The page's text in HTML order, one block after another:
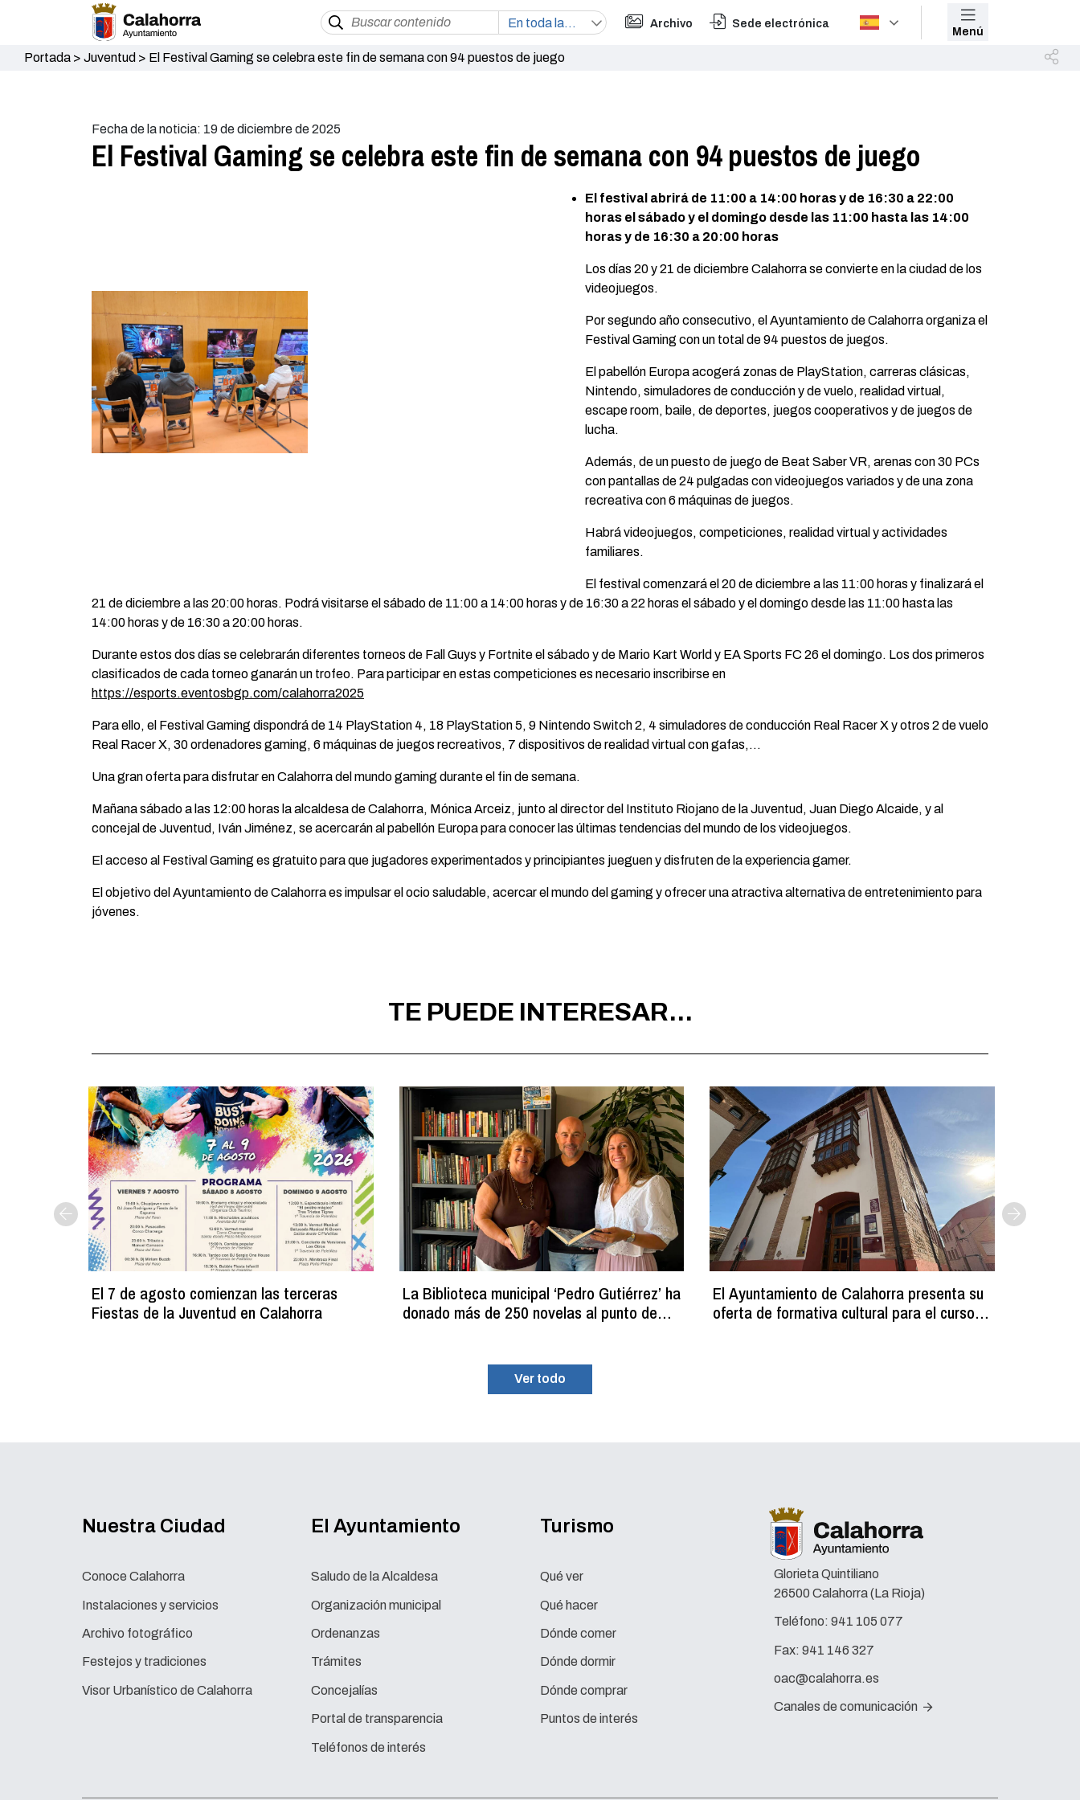
Archivo Sede electrónica
Menú
Portada> Juventud > El Festival Gaming se celebra este fin de semana con 94 puestos de juego
Fecha de la noticia: 19 de diciembre de 2025
El Festival Gaming se celebra este fin de semana con 94 puestos de juego
El festival abrirá de 11:00 a 14:00 horas y de 16:30 a 22:00
horas el sábado y el domingo desde las 11:00 hasta las 14:00
horas y de 16:30 a 20:00 horas
Los días 20 y 21 de diciembre Calahorra se convierte en la ciudad de los
videojuegos.
Por segundo año consecutivo, el Ayuntamiento de Calahorra organiza el
Festival Gaming con un total de 94 puestos de juegos.
El pabellón Europa acogerá zonas de PlayStation, carreras clásicas,
Nintendo, simuladores de conducción y de vuelo, realidad virtual,
escape room, baile, de deportes, juegos cooperativos y de juegos de
lucha.
Además, de un puesto de juego de Beat Saber VR, arenas con 30 PCs
con pantallas de 24 pulgadas con videojuegos variados y de una zona
recreativa con 6 máquinas de juegos.
Habrá videojuegos, competiciones, realidad virtual y actividades
familiares.
El festival comenzará el 20 de diciembre a las 11:00 horas y finalizará el
21 de diciembre a las 20:00 horas. Podrá visitarse el sábado de 11:00 a 14:00 horas y de 16:30 a 22 horas el sábado y el domingo desde las 11:00 hasta las
14:00 horas y de 16:30 a 20:00 horas.
Durante estos dos días se celebrarán diferentes torneos de Fall Guys y Fortnite el sábado y de Mario Kart World y EA Sports FC 26 el domingo. Los dos primeros
clasificados de cada torneo ganarán un trofeo. Para participar en estas competiciones es necesario inscribirse en
https://esports.eventosbgp.com/calahorra2025
Para ello, el Festival Gaming dispondrá de 14 PlayStation 4, 18 PlayStation 5, 9 Nintendo Switch 2, 4 simuladores de conducción Real Racer X y otros 2 de vuelo
Real Racer X, 30 ordenadores gaming, 6 máquinas de juegos recreativos, 7 dispositivos de realidad virtual con gafas,…
Una gran oferta para disfrutar en Calahorra del mundo gaming durante el fin de semana.
Mañana sábado a las 12:00 horas la alcaldesa de Calahorra, Mónica Arceiz, junto al director del Instituto Riojano de la Juventud, Juan Diego Alcaide, y al
concejal de Juventud, Iván Jiménez, se acercarán al pabellón Europa para conocer las últimas tendencias del mundo de los videojuegos.
El acceso al Festival Gaming es gratuito para que jugadores experimentados y principiantes jueguen y disfruten de la experiencia gamer.
El objetivo del Ayuntamiento de Calahorra es impulsar el ocio saludable, acercar el mundo del gaming y ofrecer una atractiva alternativa de entretenimiento para
jóvenes.
TE PUEDE INTERESAR...
El 7 de agosto comienzan las terceras
Fiestas de la Juventud en Calahorra
La Biblioteca municipal ‘Pedro Gutiérrez’ ha
donado más de 250 novelas al punto de
El Ayuntamiento de Calahorra presenta su
oferta de formativa cultural para el curso
Ver todo
Nuestra Ciudad
Conoce Calahorra
Instalaciones y servicios
Archivo fotográfico
Festejos y tradiciones
Visor Urbanístico de Calahorra
El Ayuntamiento
Saludo de la Alcaldesa
Organización municipal
Ordenanzas
Trámites
Concejalías
Portal de transparencia
Teléfonos de interés
Turismo
Qué ver
Qué hacer
Dónde comer
Dónde dormir
Dónde comprar
Puntos de interés
Glorieta Quintiliano
26500 Calahorra (La Rioja)
Teléfono: 941 105 077
Fax: 941 146 327
oac@calahorra.es
Canales de comunicación